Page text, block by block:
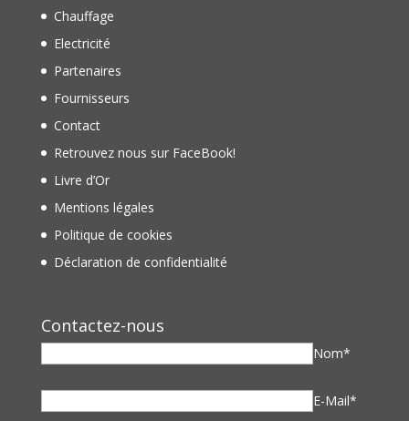
Chauffage
Electricité
Partenaires
Fournisseurs
Contact
Retrouvez nous sur FaceBook!
Livre d’Or
Mentions légales
Politique de cookies
Déclaration de confidentialité
Contactez-nous
Nom*
E-Mail*